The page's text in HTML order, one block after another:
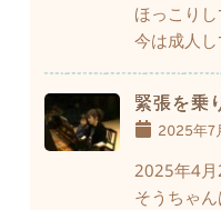
ほっこりし
今は成人
緊張を乗
2025年7
2025年4
そうちゃ